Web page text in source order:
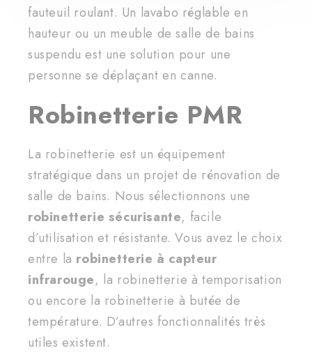
fauteuil roulant. Un lavabo réglable en
hauteur ou un meuble de salle de bains
suspendu est une solution pour une
personne se déplaçant en canne.
Robinetterie PMR
La robinetterie est un équipement
stratégique dans un projet de rénovation de
salle de bains. Nous sélectionnons une
robinetterie sécurisante, facile
d’utilisation et résistante. Vous avez le choix
entre la robinetterie à capteur
infrarouge, la robinetterie à temporisation
ou encore la robinetterie à butée de
température. D’autres fonctionnalités très
utiles existent.